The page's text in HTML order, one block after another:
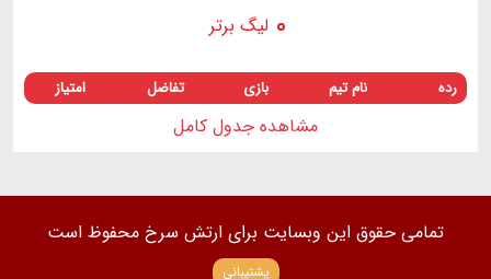
لیگ برتر
رده نام تیم بازی تفاضل امتیاز
مشاهده جدول کامل
تمامی حقوق این وبسایت برای ارتش سرخ محفوظ است
پشتیبانی